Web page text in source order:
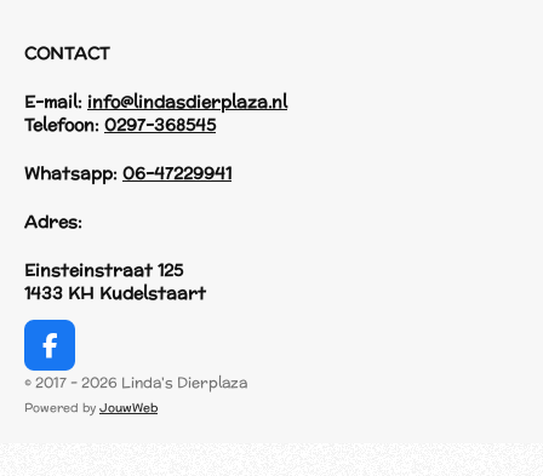
CONTACT
E-mail: info@lindasdierplaza.nl
Telefoon: 0297-368545
Whatsapp: 06-47229941
Adres:
Einsteinstraat 125
1433 KH Kudelstaart
F
a
c
© 2017 - 2026 Linda's Dierplaza
Powered by JouwWeb